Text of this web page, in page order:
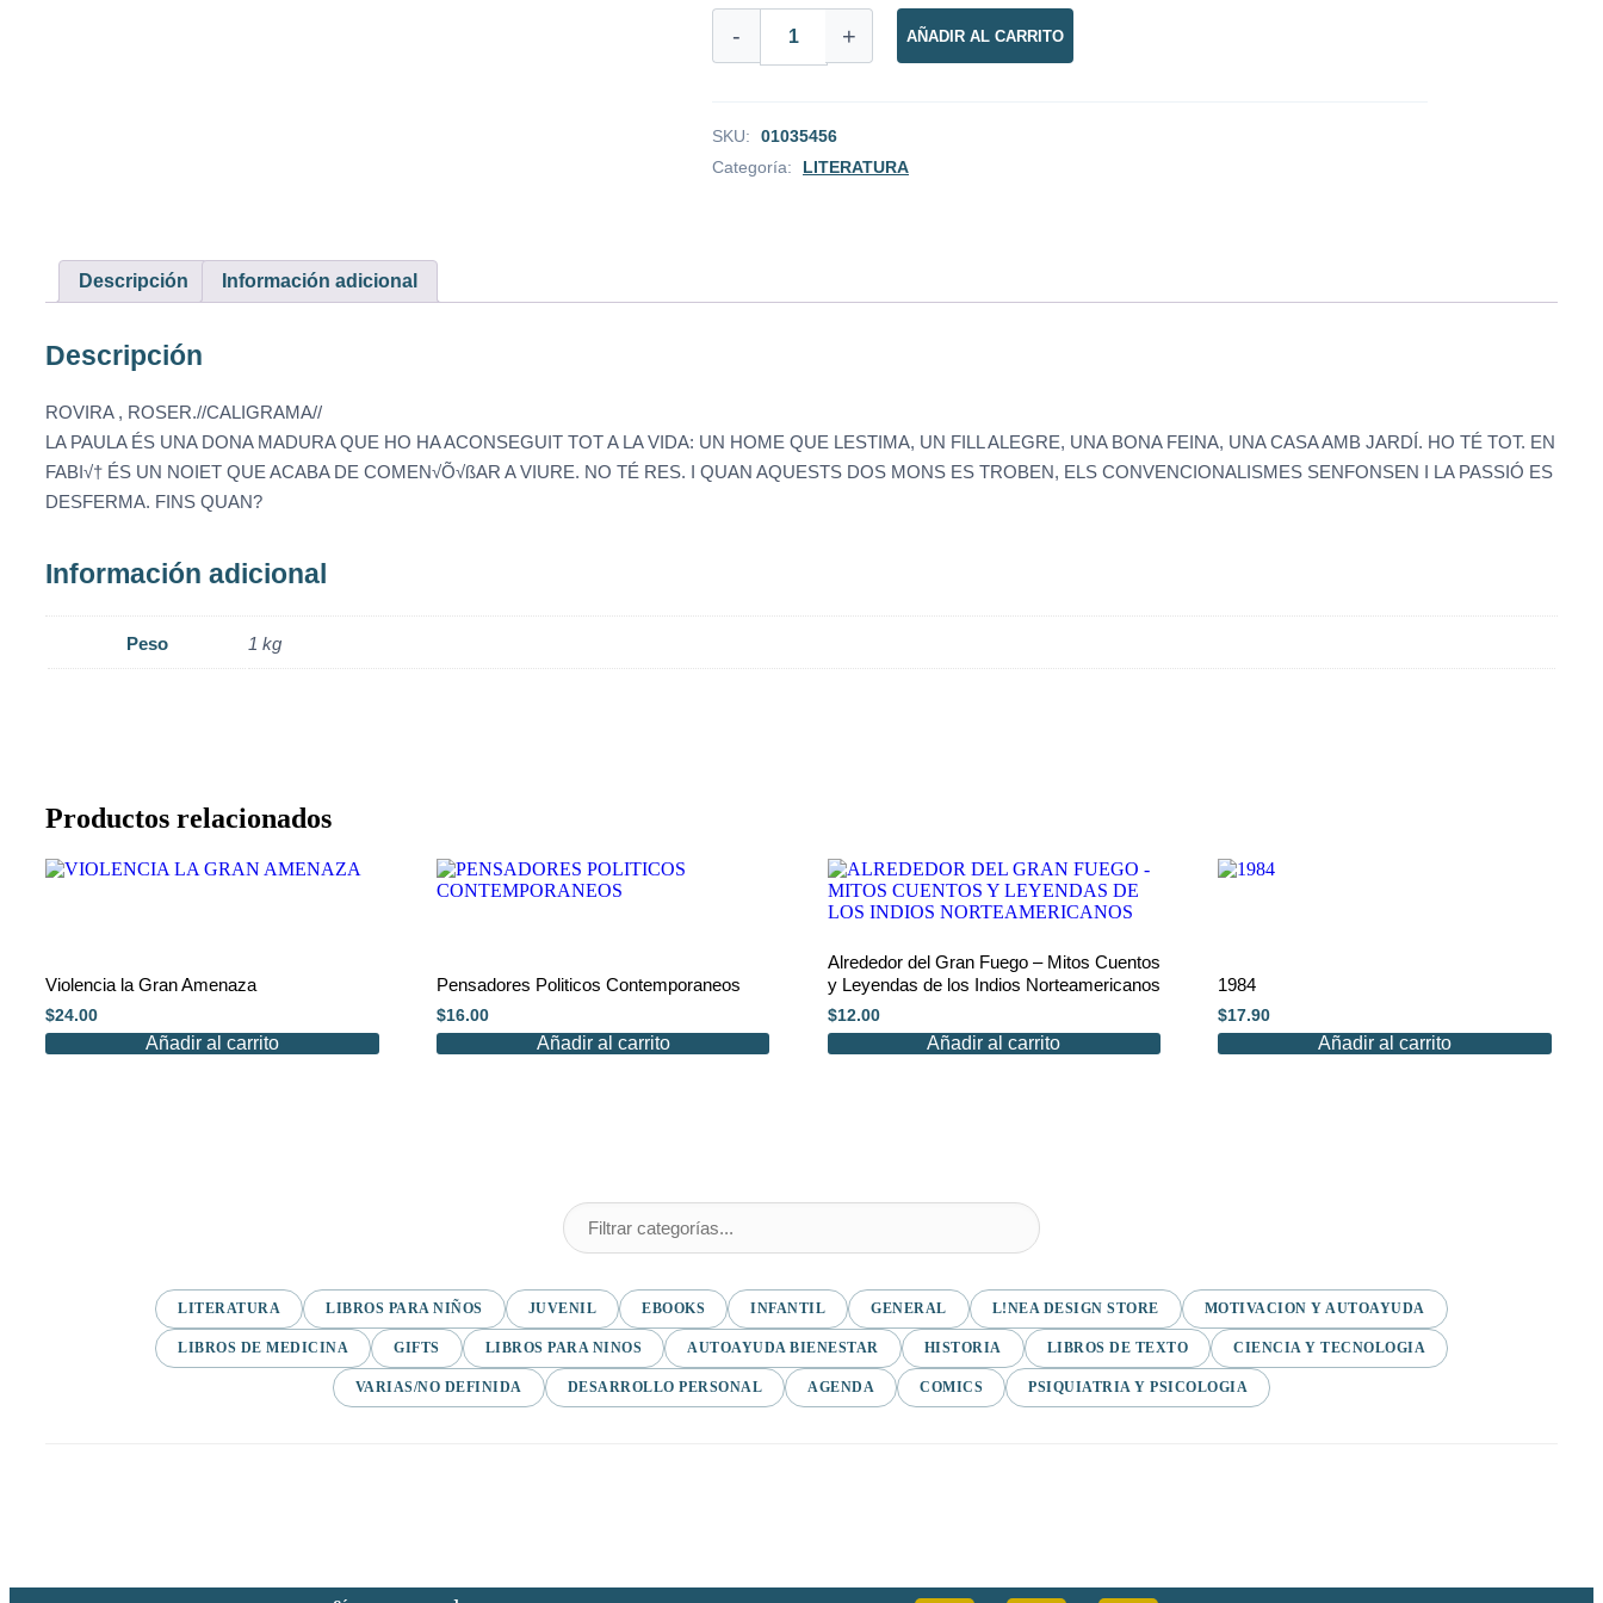
- + AÑADIR AL CARRITO
SKU:
01035456
Categoría:
LITERATURA
Descripción Información adicional
Descripción
ROVIRA , ROSER.//CALIGRAMA//
LA PAULA ÉS UNA DONA MADURA QUE HO HA ACONSEGUIT TOT A LA VIDA: UN HOME QUE LESTIMA, UN FILL ALEGRE, UNA BONA FEINA, UNA CASA AMB JARDÍ. HO TÉ TOT. EN
FABI√† ÉS UN NOIET QUE ACABA DE COMEN√Õ√ßAR A VIURE. NO TÉ RES. I QUAN AQUESTS DOS MONS ES TROBEN, ELS CONVENCIONALISMES SENFONSEN I LA PASSIÓ ES
DESFERMA. FINS QUAN?
Información adicional
Peso 1 kg
Productos relacionados
Violencia la Gran Amenaza
$24.00
Añadir al carrito
Pensadores Politicos Contemporaneos
$16.00
Añadir al carrito
Alrededor del Gran Fuego – Mitos Cuentos
y Leyendas de los Indios Norteamericanos
$12.00
Añadir al carrito
1984
$17.90
Añadir al carrito
LITERATURA LIBROS PARA NIÑOS JUVENIL EBOOKS INFANTIL GENERAL L!NEA DESIGN STORE MOTIVACION Y AUTOAYUDA
LIBROS DE MEDICINA GIFTS LIBROS PARA NINOS AUTOAYUDA BIENESTAR HISTORIA LIBROS DE TEXTO CIENCIA Y TECNOLOGIA
VARIAS/NO DEFINIDA DESARROLLO PERSONAL AGENDA COMICS PSIQUIATRIA Y PSICOLOGIA